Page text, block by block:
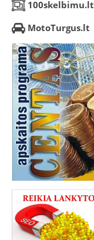
100skelbimu.lt
MotoTurgus.lt